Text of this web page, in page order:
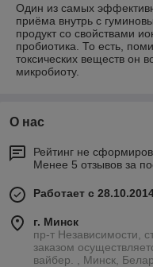
Один из самых
приёма внутрь с
продукт со свойствами
пробиотика. То есть,
токсических веществ он
микробиоту.
О нас
Рейтинг не
Менее 5 отзывов за
Работает с
г. Минск
пр-т Независимости,
заказом
вайбер. , Минск,